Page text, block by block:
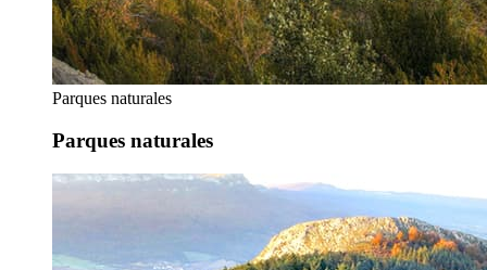
Parques naturales
Parques naturales